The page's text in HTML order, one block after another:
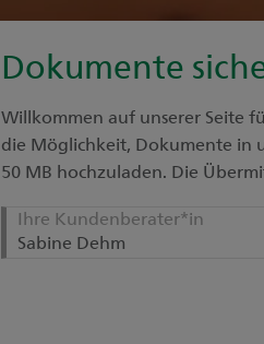
Dokumente
Willkommen auf unserer Seite
die Möglichkeit, Dokumente in
50 MB hochzuladen. Die
Ihre Kundenberater*in